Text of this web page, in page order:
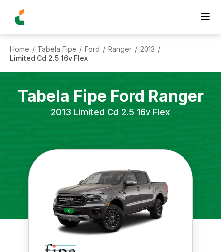
Home / Tabela Fipe / Ford / Ranger / 2013 /
Limited Cd 2.5 16v Flex
Tabela Fipe Ford Ranger
2013 Limited Cd 2.5 16v Flex